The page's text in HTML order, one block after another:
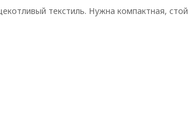
текстиль. Нужна компактная,